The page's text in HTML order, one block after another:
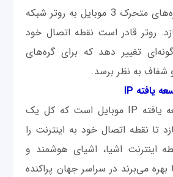
قابلیت حرکت از گره‌های متحرک 3 موبایل به روتر شبکه
روتر قادر است نقطه اتصال خود
تغییر دهد که برای گره‌های
به نظر برسد.
NEMO شکل توسعه یافته IP موبایل است که کل یک
تا نقطه اتصال خود به اینترنت را
اینترنت اشیا، اشیای هوشمند و
می‌برند در سراسر جهان پراکنده